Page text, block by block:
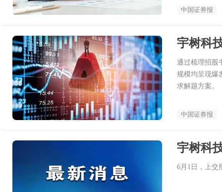
中国证券报
宇树科
通过梳理招股
规模均呈现爆
求解题方案。
中国证券报
宇树科
6月1日，上交